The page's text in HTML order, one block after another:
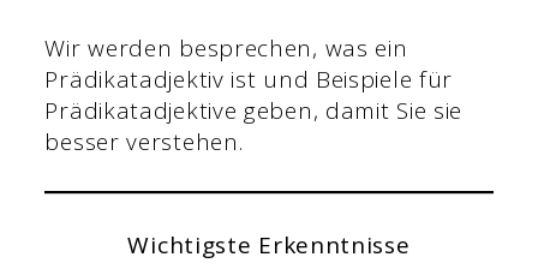
Wir werden besprechen, was ein
Prädikatadjektiv ist und Beispiele für
Prädikatadjektive geben, damit Sie sie
besser verstehen.
Wichtigste Erkenntnisse